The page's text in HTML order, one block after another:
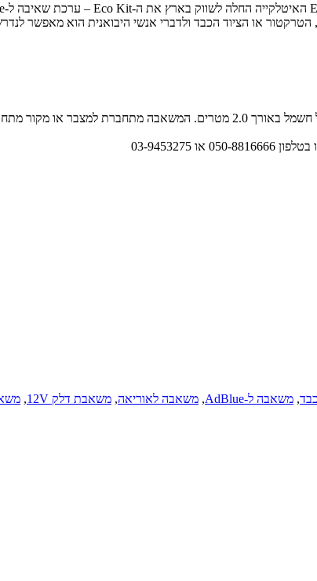
או הציוד הכבד ולדברי אנשי היבואנית הוא מאפשר
8816666 או 03-9453275
, משאבה ל-AdBlue , משאבה לאוריאה, משאבת דלק 12V ,